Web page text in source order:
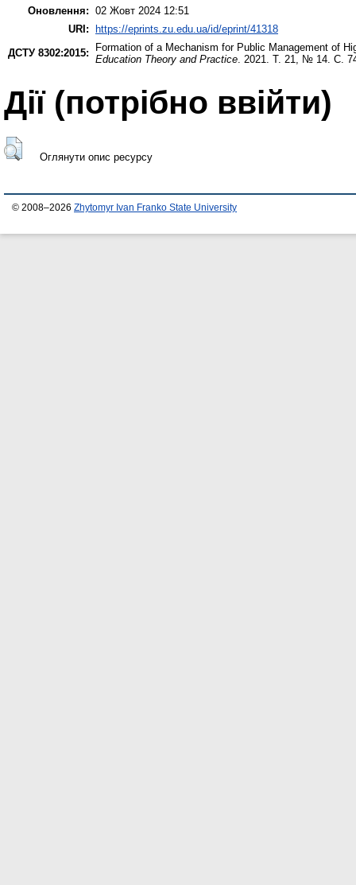
Оновлення: 02 Жовт 2024 12:51
URI: https://eprints.zu.edu.ua/id/eprint/41318
ДСТУ 8302:2015:
Formation of a Mechanism for Public Management of
Education Theory and Practice . 2021. Т. 21, № 14. С.
Дії ​​(потрібно ввійти)
Оглянути опис ресурсу
© 2008–2026 Zhytomyr Ivan Franko State University